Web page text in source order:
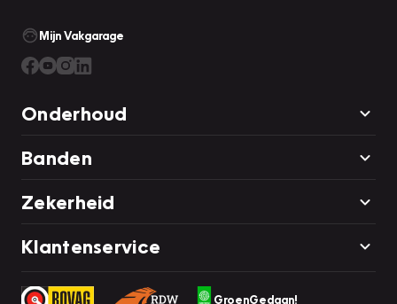
Mijn Vakgarage
Onderhoud
Banden
Zekerheid
Klantenservice
GroenGedaan!